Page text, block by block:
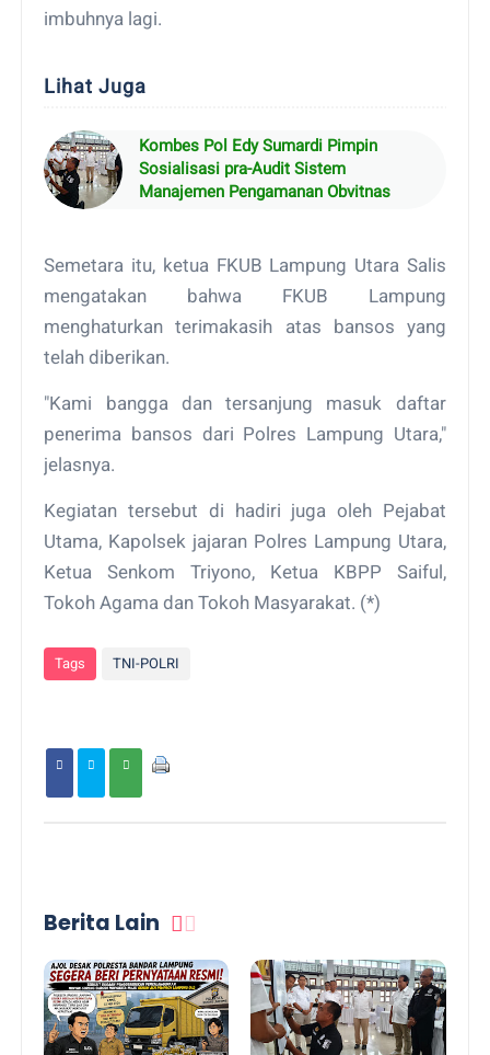
imbuhnya lagi.
Lihat Juga
Kombes Pol Edy Sumardi Pimpin
Sosialisasi pra-Audit Sistem
Manajemen Pengamanan Obvitnas
Semetara itu, ketua FKUB Lampung Utara Salis
mengatakan bahwa FKUB Lampung
menghaturkan terimakasih atas bansos yang
telah diberikan.
"Kami bangga dan tersanjung masuk daftar
penerima bansos dari Polres Lampung Utara,"
jelasnya.
Kegiatan tersebut di hadiri juga oleh Pejabat
Utama, Kapolsek jajaran Polres Lampung Utara,
Ketua Senkom Triyono, Ketua KBPP Saiful,
Tokoh Agama dan Tokoh Masyarakat. (*)
Tags TNI-POLRI
Berita Lain